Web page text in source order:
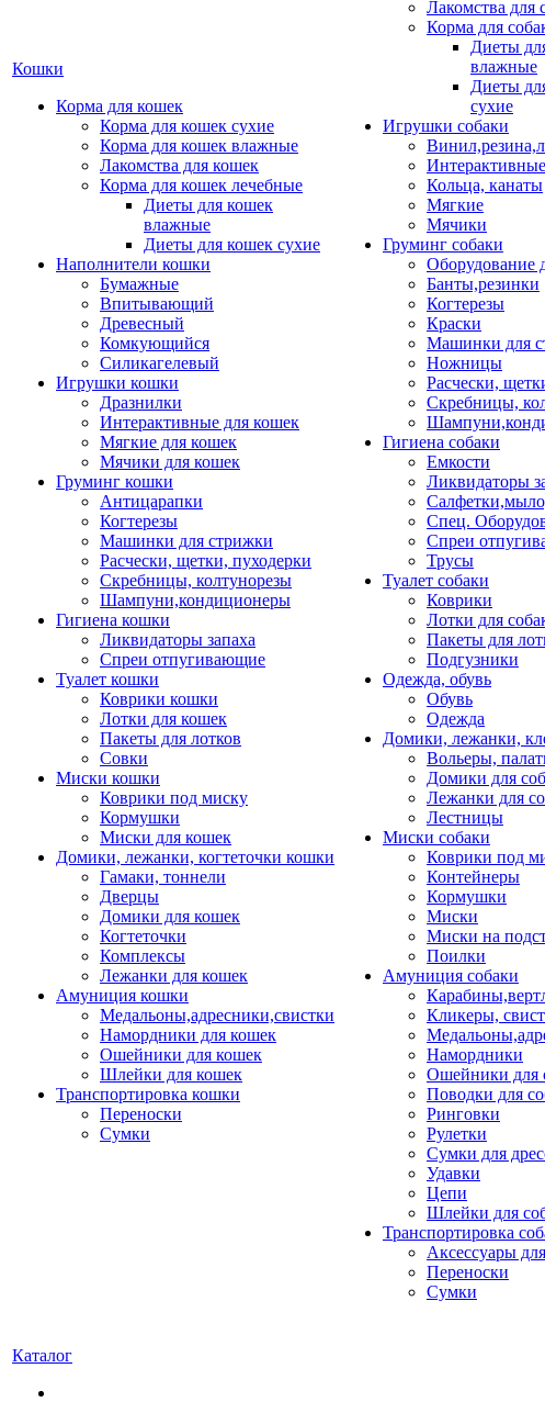
Кошки
Корма для кошек
Корма для кошек сухие
Корма для кошек влажные
Лакомства для кошек
Корма для кошек лечебные
Диеты для кошек
влажные
Диеты для кошек сухие
Наполнители кошки
Бумажные
Впитывающий
Древесный
Комкующийся
Силикагелевый
Игрушки кошки
Дразнилки
Интерактивные для кошек
Мягкие для кошек
Мячики для кошек
Груминг кошки
Антицарапки
Когтерезы
Машинки для стрижки
Расчески, щетки, пуходерки
Скребницы, колтунорезы
Шампуни,кондиционеры
Гигиена кошки
Ликвидаторы запаха
Спреи отпугивающие
Туалет кошки
Коврики кошки
Лотки для кошек
Пакеты для лотков
Совки
Миски кошки
Коврики под миску
Кормушки
Миски для кошек
Домики, лежанки, когтеточки кошки
Гамаки, тоннели
Дверцы
Домики для кошек
Когтеточки
Комплексы
Лежанки для кошек
Амуниция кошки
Медальоны,адресники,свистки
Намордники для кошек
Ошейники для кошек
Шлейки для кошек
Транспортировка кошки
Переноски
Сумки
Лакомства для
Корма для
Диеты
влажные
Диеты
сухие
Игрушки собаки
Интерактивные
Кольца, канаты
Мягкие
Мячики
Груминг собаки
Оборудование
Банты,резинки
Когтерезы
Краски
Машинки для
Ножницы
Расчески,
Скребницы,
Гигиена собаки
Емкости
Ликвидаторы
Спец.
Спреи
Трусы
Туалет собаки
Коврики
Лотки для
Пакеты для
Подгузники
Одежда, обувь
Обувь
Одежда
Домики, лежанки,
Вольеры,
Домики для
Лежанки для
Лестницы
Миски собаки
Коврики под
Контейнеры
Кормушки
Миски
Миски на
Поилки
Амуниция собаки
Кликеры,
Намордники
Ошейники для
Поводки для
Ринговки
Рулетки
Сумки для
Удавки
Цепи
Шлейки для
Транспортировка
Аксессуары
Переноски
Сумки
Каталог